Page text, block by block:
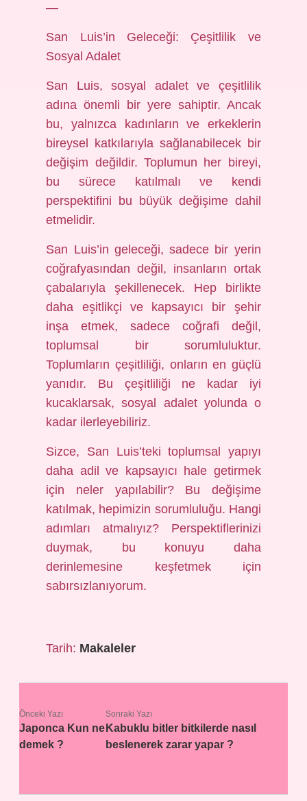
—
San Luis’in Geleceği: Çeşitlilik ve
Sosyal Adalet
San Luis, sosyal adalet ve çeşitlilik
adına önemli bir yere sahiptir. Ancak
bu, yalnızca kadınların ve erkeklerin
bireysel katkılarıyla sağlanabilecek bir
değişim değildir. Toplumun her bireyi,
bu sürece katılmalı ve kendi
perspektifini bu büyük değişime dahil
etmelidir.
San Luis’in geleceği, sadece bir yerin
coğrafyasından değil, insanların ortak
çabalarıyla şekillenecek. Hep birlikte
daha eşitlikçi ve kapsayıcı bir şehir
inşa etmek, sadece coğrafi değil,
toplumsal bir sorumluluktur.
Toplumların çeşitliliği, onların en güçlü
yanıdır. Bu çeşitliliği ne kadar iyi
kucaklarsak, sosyal adalet yolunda o
kadar ilerleyebiliriz.
Sizce, San Luis’teki toplumsal yapıyı
daha adil ve kapsayıcı hale getirmek
için neler yapılabilir? Bu değişime
katılmak, hepimizin sorumluluğu. Hangi
adımları atmalıyız? Perspektiflerinizi
duymak, bu konuyu daha
derinlemesine keşfetmek için
sabırsızlanıyorum.
Tarih: Makaleler
Önceki Yazı
Japonca Kun ne
demek ?
Sonraki Yazı
Kabuklu bitler bitkilerde nasıl
beslenerek zarar yapar ?